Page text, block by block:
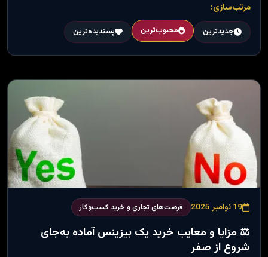
مرتب‌سازی:
جدیدترین محبوب‌ترین پسندیده‌ترین
19 نوامبر 2025 فرصت‌های تجاری و خرید کسب‌وکار
⚖️ مزایا و معایب خرید یک بیزینس آماده به‌جای
شروع از صفر